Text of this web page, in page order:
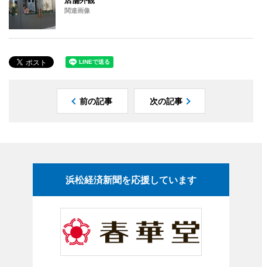
関連画像
前の記事 次の記事
浜松経済新聞を応援しています